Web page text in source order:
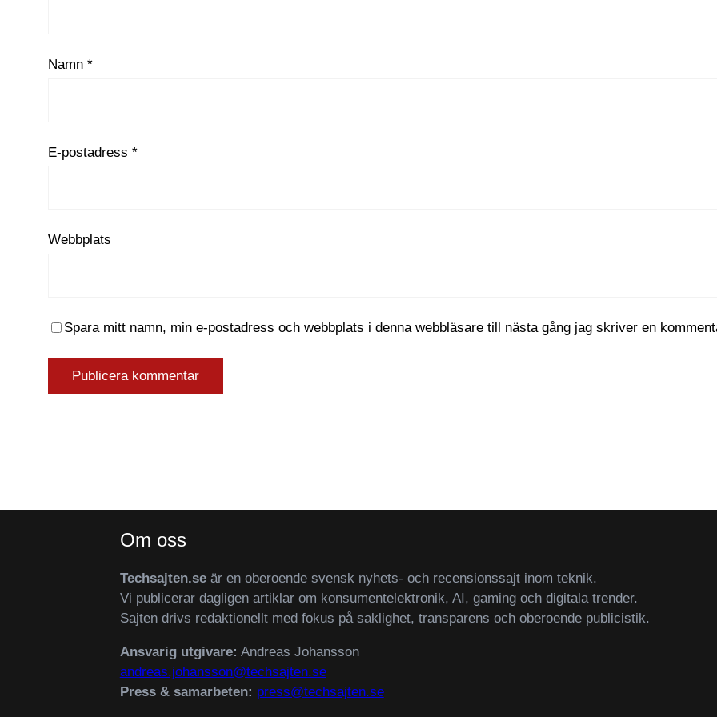
Namn *
E-postadress *
Webbplats
Spara mitt namn, min e-postadress och webbplats i denna webbläsare till nästa gång jag skriver en
Om oss
Techsajten.seär en oberoende svensk nyhets- och recensionssajt inom teknik.
Vi publicerar dagligen artiklar om konsumentelektronik, AI, gaming och digitala trender.
Sajten drivs redaktionellt med fokus på saklighet, transparens och oberoende publicistik.
Ansvarig utgivare: Andreas Johansson
andreas.johansson@techsajten.se
Press & samarbeten: press@techsajten.se